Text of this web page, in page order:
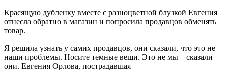
Красящую дубленку вместе с разноцветной блузкой Евгения
отнесла обратно в магазин и попросила продавцов обменять
товар.
Я решила узнать у самих продавцов, они сказали, что это не
наши проблемы. Носите темные вещи. Это не мы – сказали
они. Евгения Орлова, пострадавшая